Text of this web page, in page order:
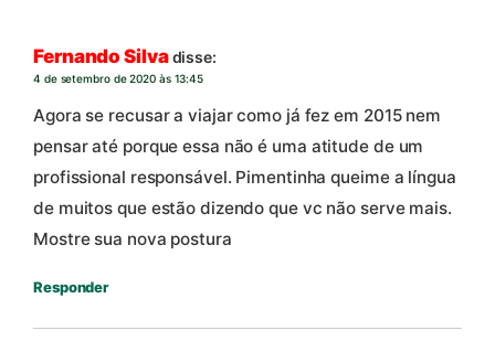
Fernando Silvadisse:
4 de setembro de 2020 às 13:45
Agora se recusar a viajar como já fez em 2015 nem
pensar até porque essa não é uma atitude de um
profissional responsável. Pimentinha queime a língua
de muitos que estão dizendo que vc não serve mais.
Mostre sua nova postura
Responder